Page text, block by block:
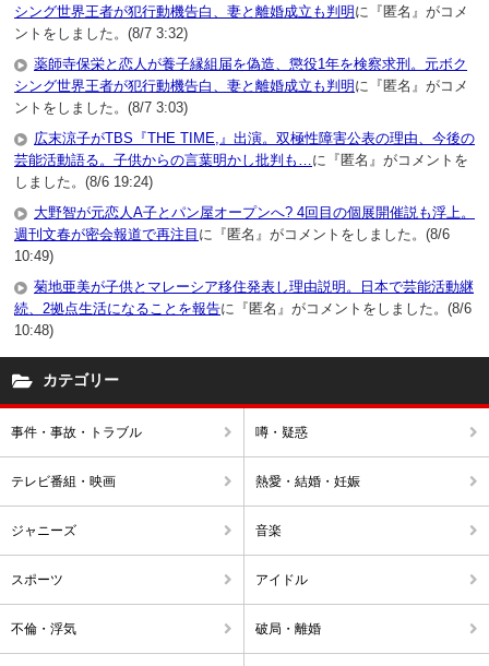
シング世界王者が犯行動機告白、妻と離婚成立も判明 に『匿名』がコメ
ントをしました。(8/7 3:32)
薬師寺保栄と恋人が養子縁組届を偽造、懲役1年を検察求刑。元ボク
シング世界王者が犯行動機告白、妻と離婚成立も判明 に『匿名』がコメ
ントをしました。(8/7 3:03)
広末涼子がTBS『THE TIME,』出演。双極性障害公表の理由、今後の
芸能活動語る。子供からの言葉明かし批判も…に『匿名』がコメントを
しました。(8/6 19:24)
大野智が元恋人A子とパン屋オープンへ? 4回目の個展開催説も浮上。
週刊文春が密会報道で再注目 に『匿名』がコメントをしました。(8/6
10:49)
菊地亜美が子供とマレーシア移住発表し理由説明。日本で芸能活動継
続、2拠点生活になることを報告に『匿名』がコメントをしました。(8/6
10:48)
カテゴリー
事件・事故・トラブル 噂・疑惑
テレビ番組・映画 熱愛・結婚・妊娠
ジャニーズ 音楽
スポーツ アイドル
不倫・浮気 破局・離婚